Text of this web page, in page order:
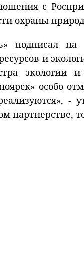
с
охраны
подписал на
и
особо
-
партнерстве,